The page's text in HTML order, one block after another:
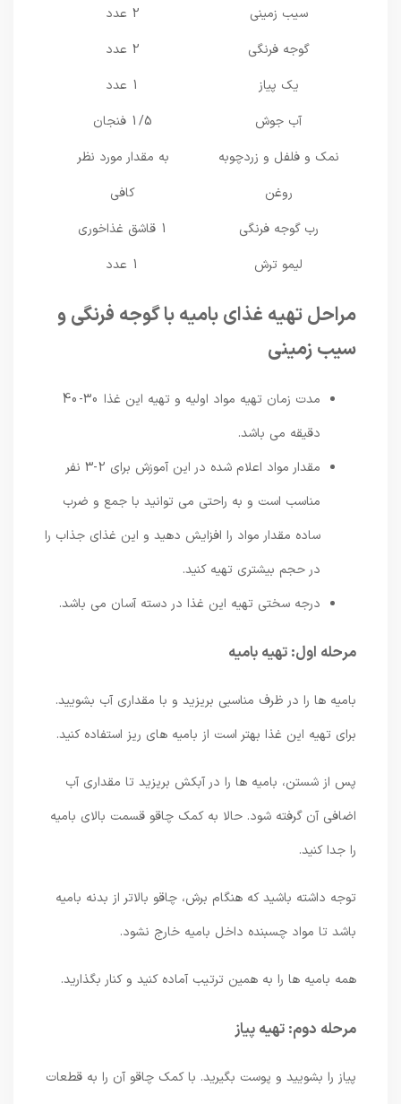
سیب زمینی
گوجه فرنگی
یک پیاز
آب جوش
نمک و فلفل و زردچوبه
به مقدار مورد نظر
رب گوجه فرنگی
لیمو ترش
مراحل تهیه غذای بامیه با گوجه فرنگی و
سیب زمینی
مدت زمان تهیه مواد اولیه و تهیه این غذا 30-40
دقیقه می باشد.
مقدار مواد اعلام شده در این آموزش برای 2-3 نفر
مناسب است و به راحتی می توانید با جمع و ضرب
ساده مقدار مواد را افزایش دهید و این غذای جذاب را
در حجم بیشتری تهیه کنید.
درجه سختی تهیه این غذا در دسته آسان می باشد.
مرحله اول: تهیه بامیه
بامیه ها را در ظرف مناسبی بریزید و با مقداری آب بشویید.
برای تهیه این غذا بهتر است از بامیه های ریز استفاده کنید.
پس از شستن، بامیه ها را در آبکش بریزید تا مقداری آب
اضافی آن گرفته شود. حالا به کمک چاقو قسمت بالای بامیه
را جدا کنید.
توجه داشته باشید که هنگام برش، چاقو بالاتر از بدنه بامیه
باشد تا مواد چسبنده داخل بامیه خارج نشود.
همه بامیه ها را به همین ترتیب آماده کنید و کنار بگذارید.
مرحله دوم: تهیه پیاز
پیاز را بشویید و پوست بگیرید. با کمک چاقو آن را به قطعات